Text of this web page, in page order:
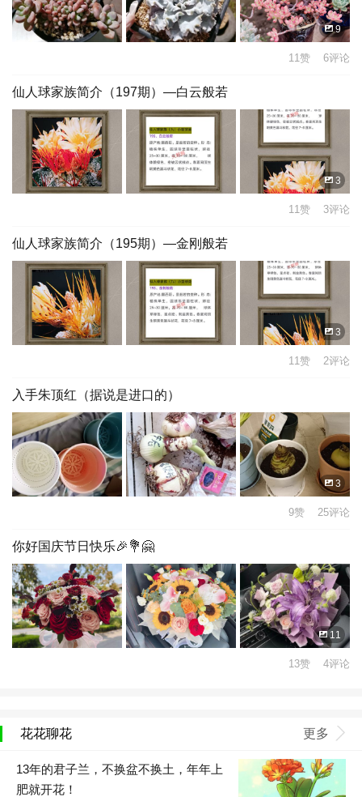
9
11赞 6评论
仙人球家族简介（197期）—白云般若
3
11赞 3评论
仙人球家族简介（195期）—金刚般若
3
11赞 2评论
入手朱顶红（据说是进口的）
3
9赞 25评论
你好国庆节日快乐🎉💐🤗
11
13赞 4评论
花花聊花 更多
13年的君子兰，不换盆不换土，年年上
肥就开花！